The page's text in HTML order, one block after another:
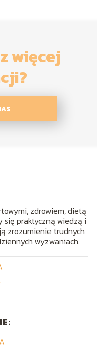
więcej
zdrowiem, dietą
praktyczną wiedzą i
zrozumienie trudnych
wyzwaniach.